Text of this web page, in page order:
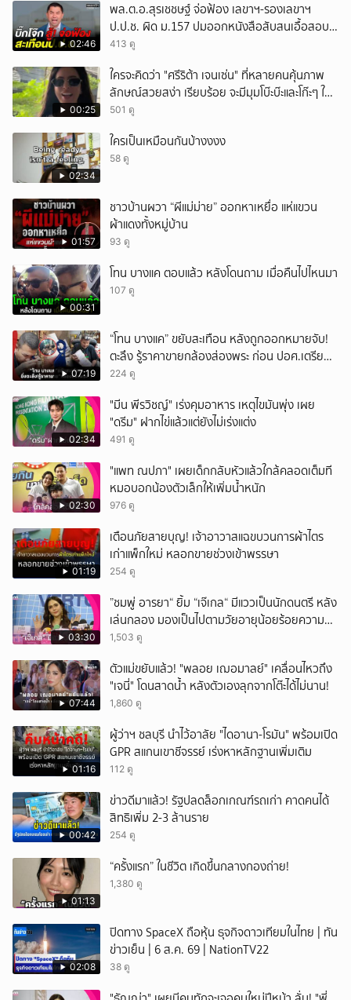
02:46
พล.ต.อ.สุรเชชษฐ์ จ่อฟ้อง เลขาฯ-รองเลขาฯ
ป.ป.ช. ผิด ม.157 ปมออกหนังสือสับสนเอื้อสอบ
คดีซ้ำซ้อน
413 ดู
00:25
ใครจะคิดว่า "ศรีริต้า เจนเซ่น" ที่หลายคนคุ้นภาพ
ลักษณ์สวยสง่า เรียบร้อย จะมีมุมโบ๊ะบ๊ะและโก๊ะๆ ให้
ได้อมยิ้มเหมือนกัน งานนี้ทำเอาแฟนๆ ทั้งเอ็นดูทั้ง
501 ดู
02:34
ใครเป็นเหมือนกันบ้างงงง
58 ดู
01:57
ชาวบ้านผวา “ผีแม่ม่าย” ออกหาเหยื่อ แห่แขวน
ผ้าแดงทั้งหมู่บ้าน
93 ดู
00:31
โทน บางแค ตอบแล้ว หลังโดนถาม เมื่อคืนไปไหนมา
107 ดู
07:19
“โทน บางแค” ขยับสะเทือน หลังถูกออกหมายจับ!
ตะลึง รู้ราคาขายกล้องส่องพระ ก่อน ปอศ.เตรียม
บุกรวบ?
224 ดู
02:34
"มีน พีรวิชญ์" เร่งคุมอาหาร เหตุไขมันพุ่ง เผย
"ดรีม" ฝากไข่แล้วแต่ยังไม่เร่งแต่ง
491 ดู
02:30
"แพท ณปภา" เผยเด็กกลับหัวแล้วใกล้คลอดเต็มที
หมอบอกน้องตัวเล็กให้เพิ่มน้ำหนัก
976 ดู
01:19
เตือนภัยสายบุญ! เจ้าอาวาสแฉขบวนการผ้าไตร
เก่าแพ็กใหม่ หลอกขายช่วงเข้าพรรษา
254 ดู
03:30
”ชมพู่ อารยา“ ยิ้ม “เจ๊เกล“ มีแววเป็นนักดนตรี หลัง
เล่นกลอง มองเป็นไปตามวัยอายุน้อยร้อยความ
สามารถ
1,503 ดู
07:44
ตัวแม่ขยับแล้ว! "พลอย เฌอมาลย์" เคลื่อนไหวถึง
"เจนี่" โดนสาดน้ำ หลังตัวเองลุกจากโต๊ะได้ไม่นาน!
1,860 ดู
01:16
ผู้ว่าฯ ชลบุรี นำไว้อาลัย "ไดอานา-โรมัน" พร้อมเปิด
GPR สแกนเขาชีจรรย์ เร่งหาหลักฐานเพิ่มเติม
112 ดู
00:42
ข่าวดีมาแล้ว! รัฐปลดล็อกเกณฑ์รถเก่า คาดคนได้
สิทธิเพิ่ม 2-3 ล้านราย
254 ดู
01:13
“ครั้งแรก” ในชีวิต เกิดขึ้นกลางกองถ่าย!
1,380 ดู
02:08
ปิดทาง SpaceX ถือหุ้น ธุจกิจดาวเทียมในไทย | ทัน
ข่าวเย็น | 6 ส.ค. 69 | NationTV22
38 ดู